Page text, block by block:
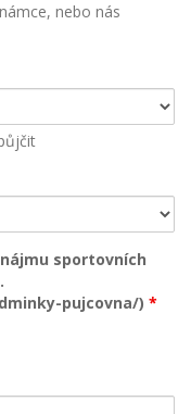
nebo nás
sportovních
pujcovna/) *